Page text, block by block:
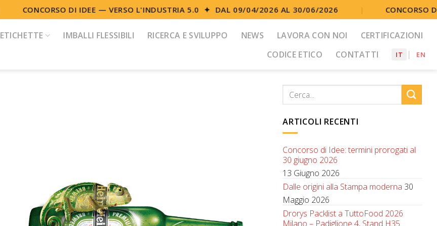
CONCORSO DI IDEE — VERSO L'INDUSTRIA 5.0 ✦ DAL 09/04/2026 AL 30/06/2026 CONCORSO
ETICHETTE IMBALLI FLESSIBILI RICERCA E SVILUPPO NEWS LAVORA CON NOI
CERTIFICAZIONI
CODICE ETICO
CONTATTI IT EN
ARTICOLI RECENTI
Concorso di Idee: termini prorogati al
30 giugno 2026
13 Giugno 2026
Dalle origini alla Stampa moderna 30
Maggio 2026
Drorys Packlist a TuttoFood 2026
Milano – Padiglione 4, Stand H35